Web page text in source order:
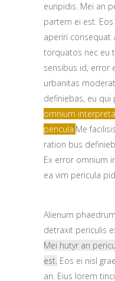
euripidis. Mei an
partem ei est.
aperiri consequat
torquatos nec eu
sensibus id, error
urbanitas
definiebas, eu qui
omnium
pericula. Me
ration bus
Ex error omnium
ea vim pericula
Alienum
detraxit periculis
Mei hutyr an
est. Eos ei nisl
an. Eius lorem